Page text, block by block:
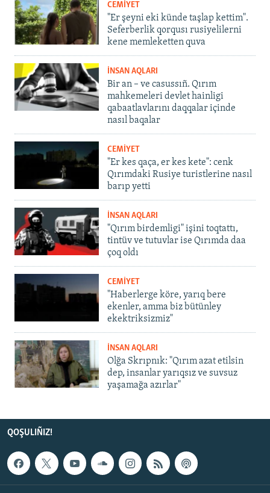
CEMİYET
"Er şeyni eki künde taşlap kettim".
Seferberlik qorqusı rusiyelilerni
kene memleketten quva
İNSAN AQLARI
Bir an – ve casussıñ. Qırım
mahkemeleri devlet hainligi
qabaatlavlarını daqqalar içinde
nasıl baqalar
CEMİYET
"Er kes qaça, er kes kete": cenk
Qırımdaki Rusiye turistlerine nasıl
barıp yetti
İNSAN AQLARI
"Qırım birdemligi" işini toqtattı,
tintüv ve tutuvlar ise Qırımda daa
çoq oldı
CEMİYET
"Haberlerge köre, yarıq bere
ekenler, amma biz bütünley
ekektriksizmiz"
İNSAN AQLARI
Olğa Skrıpnık: "Qırım azat etilsin
dep, insanlar yarıqsız ve suvsuz
yaşamağa azırlar"
QOŞULIÑIZ!